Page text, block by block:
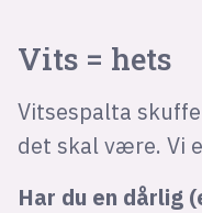
Vits = hets
Vitsespalta
det skal være. Vi
Har du en dårlig